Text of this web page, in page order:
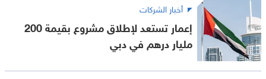
أخبار الشركات
إعمار تستعد لإطلاق مشروع بقيمة 200
مليار درهم في دبي